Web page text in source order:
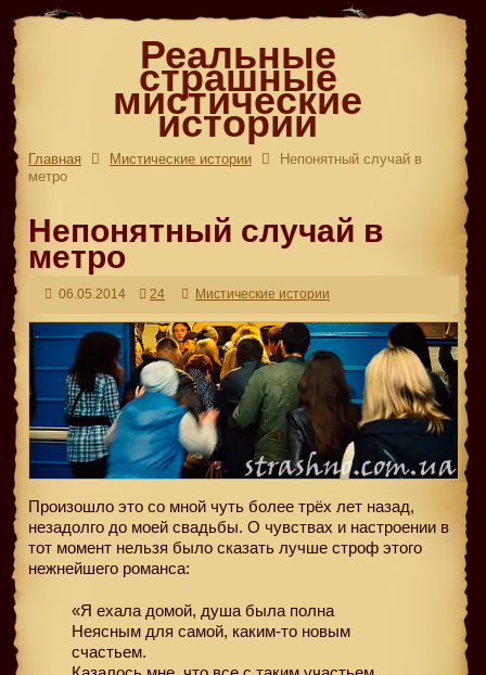
Реальные
страшные
мистические
истории
Главная Мистические истории
Непонятный случай в
метро
Непонятный случай в
метро
06.05.2014 24 Мистические истории
Произошло это со мной чуть более трёх лет назад,
незадолго до моей свадьбы. О чувствах и настроении в
тот момент нельзя было сказать лучше строф этого
нежнейшего романса:
«Я ехала домой, душа была полна
Неясным для самой, каким-то новым
счастьем.